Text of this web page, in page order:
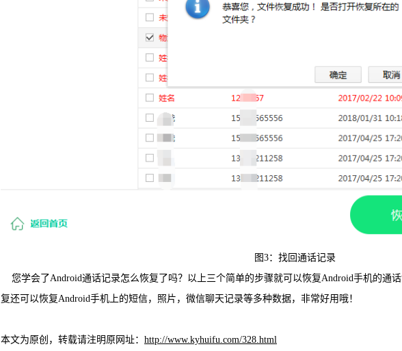
图3：找回通话记录
您学会了Android通话记录怎么恢复了吗？以上三个简单的步骤就可以恢复Android手机的通
复还可以恢复Android手机上的短信，照片，微信聊天记录等多种数据，非常好用哦！
本文为原创，转载请注明原网址： http://www.kyhuifu.com/328.html